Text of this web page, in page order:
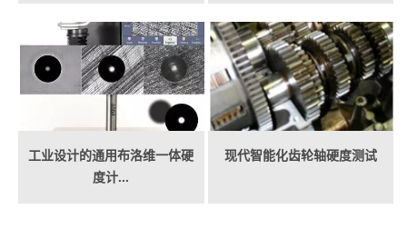
工业设计的通用布洛维一体硬
度计...
现代智能化齿轮轴硬度测试